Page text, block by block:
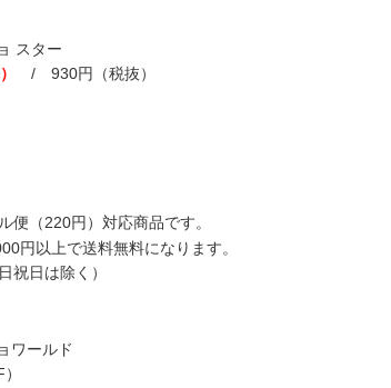
スター
/ 930円（税抜）
便（220円）対応商品です。
円以上で送料無料になります。
祝日は除く）
ワールド